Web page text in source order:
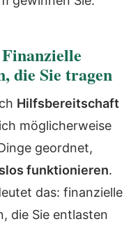
die Sie tragen
Hilfsbereitschaft
möglicherweise
geordnet,
funktionieren.
das: finanzielle
die Sie entlasten